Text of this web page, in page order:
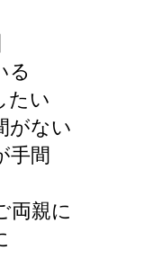
る
たい
がない
手間
両親に